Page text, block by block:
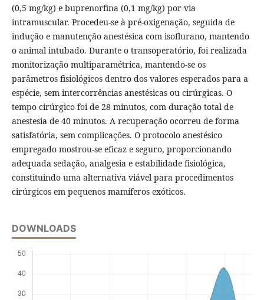
(0,5 mg/kg) e buprenorfina (0,1 mg/kg) por via
intramuscular. Procedeu-se à pré-oxigenação, seguida de
indução e manutenção anestésica com isoflurano, mantendo
o animal intubado. Durante o transoperatório, foi realizada
monitorização multiparamétrica, mantendo-se os
parâmetros fisiológicos dentro dos valores esperados para a
espécie, sem intercorrências anestésicas ou cirúrgicas. O
tempo cirúrgico foi de 28 minutos, com duração total de
anestesia de 40 minutos. A recuperação ocorreu de forma
satisfatória, sem complicações. O protocolo anestésico
empregado mostrou-se eficaz e seguro, proporcionando
adequada sedação, analgesia e estabilidade fisiológica,
constituindo uma alternativa viável para procedimentos
cirúrgicos em pequenos mamíferos exóticos.
DOWNLOADS